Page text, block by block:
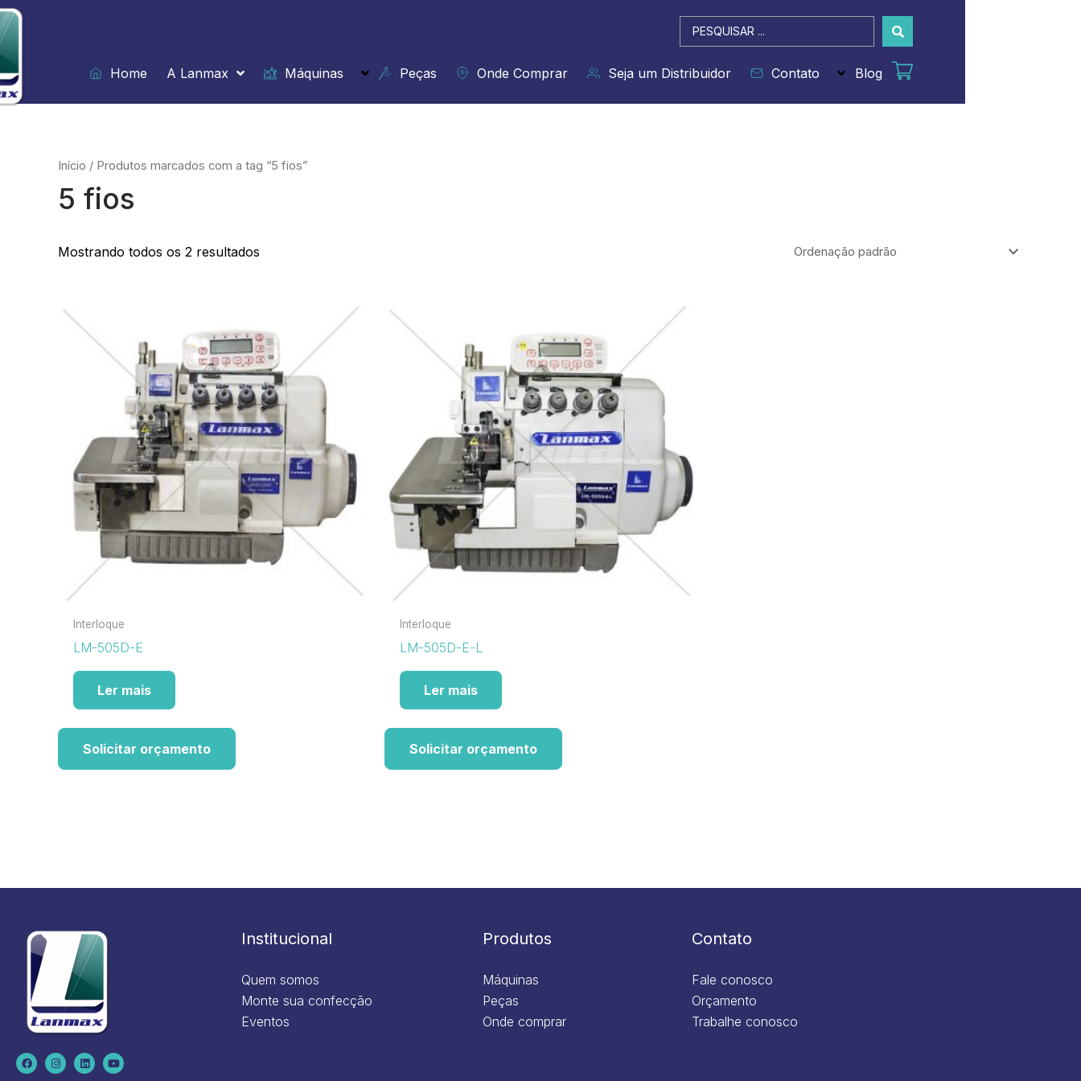
Ir
para
o
conteúdo
Pesquisar
...
Home
A Lanmax Máquinas Peças Onde Comprar Seja um Distribuidor Contato Blog
Início / Produtos marcados com a tag “5 fios”
5 fios
Mostrando todos os 2 resultados
Interloque
LM-505D-E
Ler mais
Solicitar orçamento
Interloque
LM-505D-E-L
Ler mais
Solicitar orçamento
F
a
c
I
n
s
L
i
n
Y
o
u
Institucional
Quem somos
Monte sua confecção
Eventos
Produtos
Máquinas
Peças
Onde comprar
Contato
Fale conosco
Orçamento
Trabalhe conosco